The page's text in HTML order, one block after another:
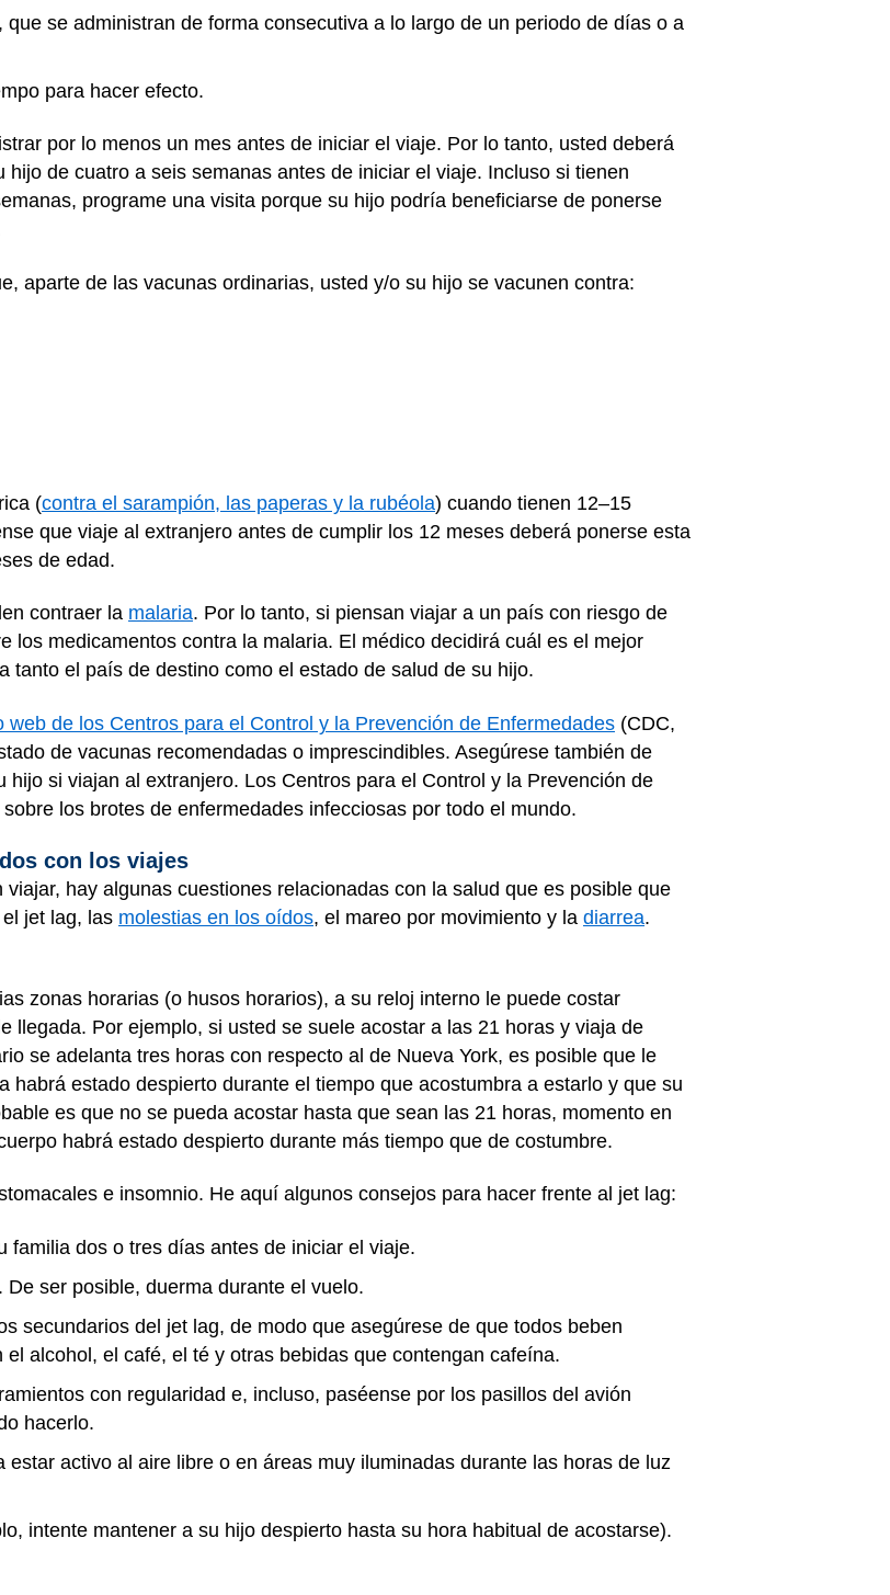
se administran de forma consecutiva a lo largo de un periodo de días o a
para hacer efecto.
por lo menos un mes antes de iniciar el viaje. Por lo tanto, usted deberá
de cuatro a seis semanas antes de iniciar el viaje. Incluso si tienen
programe una visita porque su hijo podría beneficiarse de ponerse
aparte de las vacunas ordinarias, usted y/o su hijo se vacunen contra:
(contra el sarampión, las paperas y la rubéola) cuando tienen 12–15
que viaje al extranjero antes de cumplir los 12 meses deberá ponerse esta
de edad.
contraer la malaria. Por lo tanto, si piensan viajar a un país con riesgo de
los medicamentos contra la malaria. El médico decidirá cuál es el mejor
tanto el país de destino como el estado de salud de su hijo.
web de los Centros para el Control y la Prevención de Enfermedades (CDC,
de vacunas recomendadas o imprescindibles. Asegúrese también de
si viajan al extranjero. Los Centros para el Control y la Prevención de
los brotes de enfermedades infecciosas por todo el mundo.
con los viajes
hay algunas cuestiones relacionadas con la salud que es posible que
jet lag, las molestias en los oídos, el mareo por movimiento y la diarrea.
zonas horarias (o husos horarios), a su reloj interno le puede costar
llegada. Por ejemplo, si usted se suele acostar a las 21 horas y viaja de
se adelanta tres horas con respecto al de Nueva York, es posible que le
habrá estado despierto durante el tiempo que acostumbra a estarlo y que su
es que no se pueda acostar hasta que sean las 21 horas, momento en
habrá estado despierto durante más tiempo que de costumbre.
e insomnio. He aquí algunos consejos para hacer frente al jet lag:
familia dos o tres días antes de iniciar el viaje.
ser posible, duerma durante el vuelo.
secundarios del jet lag, de modo que asegúrese de que todos beben
alcohol, el café, el té y otras bebidas que contengan cafeína.
con regularidad e, incluso, paséense por los pasillos del avión
hacerlo.
activo al aire libre o en áreas muy iluminadas durante las horas de luz
intente mantener a su hijo despierto hasta su hora habitual de acostarse).